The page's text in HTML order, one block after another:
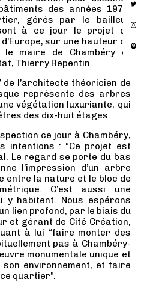
des années 1970,
gérés par le bailleur
à ce jour le projet de
sur une hauteur de
maire de Chambéry et
Thierry Repentin.
l’architecte théoricien de
représente des arbres
végétation luxuriante, qui
des dix-huit étages.
ce jour à Chambéry,
intentions : “Ce projet est
Le regard se porte du bas
l’impression d’un arbre
entre la nature et le bloc de
C’est aussi une
y habitent. Nous espérons
lien profond, par le biais du
et gérant de Cité Création,
à lui “faire monter des
pas à Chambéry-
monumentale unique et
environnement, et faire
quartier”.